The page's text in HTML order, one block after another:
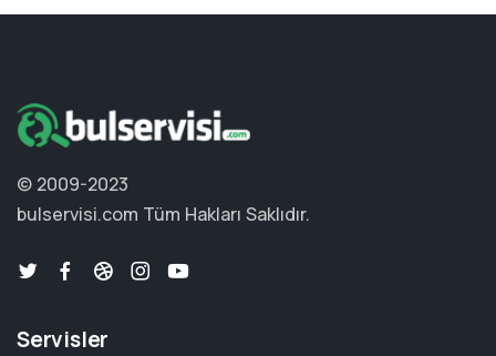
© 2009-2023
bulservisi.com Tüm Hakları Saklıdır.
Servisler